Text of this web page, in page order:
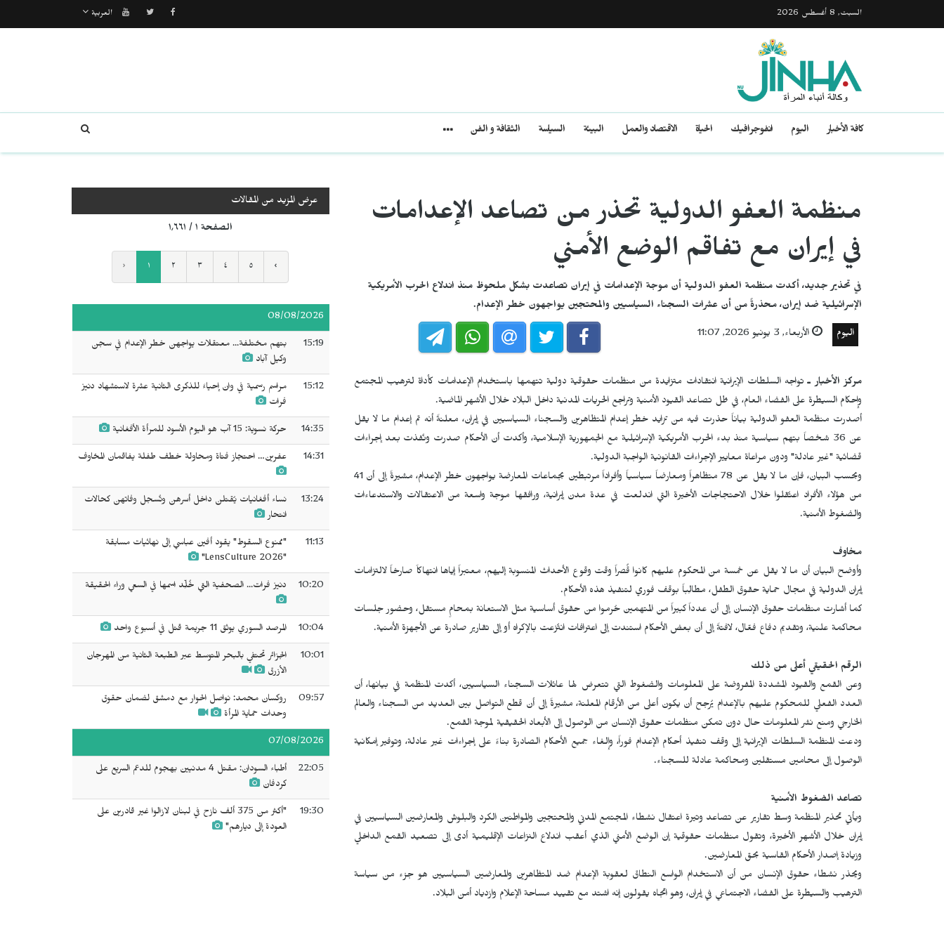
السبت, 8 أغسطس 2026 العربية
كافة الأخبار اليوم انفوجرافيك الحياة الاقتصاد والعمل البيئة السياسة الثقافة و الفن
منظمة العفو الدولية تحذر من تصاعد الإعدامات
في إيران مع تفاقم الوضع الأمني
في تحذير جديد، أكدت منظمة العفو الدولية أن موجة الإعدامات في إيران تصاعدت بشكل ملحوظ منذ اندلاع الحرب الأمريكية
الإسرائيلية ضد إيران، محذرةً من أن عشرات السجناء السياسيين والمحتجين يواجهون خطر الإعدام.
اليوم الأربعاء, 3 يونيو 2026, 11:07
مركز الأخبار ـتواجه السلطات الإيرانية انتقادات متزايدة من منظمات حقوقية دولية تتهمها باستخدام الإعدامات كأداة لترهيب المجتمع
وإحكام السيطرة على الفضاء العام، في ظل تصاعد القيود الأمنية وتراجع الحريات المدنية داخل البلاد خلال الأشهر الماضية.
أصدرت منظمة العفو الدولية بياناً حذرت فيه من تزايد خطر إعدام المتظاهرين والسجناء السياسيين في إيران، معلنةً أنه تم إعدام ما لا يقل
عن 36 شخصاً بتهم سياسية منذ بدء الحرب الأمريكية الإسرائيلية مع الجمهورية الإسلامية، وأكدت أن الأحكام صدرت ونُفذت بعد إجراءات
قضائية "غير عادلة" ودون مراعاة معايير الإجراءات القانونية الواجبة الدولية.
وبحسب البيان، فإن ما لا يقل عن 78 متظاهراً ومعارضاً سياسياً وأفراداً مرتبطين بجماعات المعارضة يواجهون خطر الإعدام، مشيرةً إلى أن 41
من هؤلاء الأفراد اعتُقلوا خلال الاحتجاجات الأخيرة التي اندلعت في عدة مدن إيرانية، ورافقها موجة واسعة من الاعتقالات والاستدعاءات
والضغوط الأمنية.
مخاوف
وأوضح البيان أن ما لا يقل عن خمسة من المحكوم عليهم كانوا قُصراً وقت وقوع الأحداث المنسوبة إليهم، معتبراً إياها انتهاكاً صارخاً لالتزامات
إيران الدولية في مجال حماية حقوق الطفل، مطالِباً بوقف فوري لتنفيذ هذه الأحكام.
كما أشارت منظمات حقوق الإنسان إلى أن عدداً كبيراً من المتهمين حُرموا من حقوق أساسية مثل الاستعانة بمحامٍ مستقل، وحضور جلسات
محاكمة علنية، وتقديم دفاع فعّال، لافتةً إلى أن بعض الأحكام استندت إلى اعترافات انتُزعت بالإكراه أو إلى تقارير صادرة عن الأجهزة الأمنية.
الرقم الحقيقي أعلى من ذلك
وعن القمع والقيود المشددة المفروضة على المعلومات والضغوط التي تتعرض لها عائلات السجناء السياسيين، أكدت المنظمة في بيانها، أن
العدد الفعلي للمحكوم عليهم بالإعدام يُرجح أن يكون أعلى من الأرقام المعلنة، مشيرةً إلى أن قطع التواصل بين العديد من السجناء والعالم
الخارجي ومنع نشر المعلومات حال دون تمكن منظمات حقوق الإنسان من الوصول إلى الأبعاد الحقيقية لموجة القمع.
ودعت المنظمة السلطات الإيرانية إلى وقف تنفيذ أحكام الإعدام فوراً، وإلغاء جميع الأحكام الصادرة بناءً على إجراءات غير عادلة، وتوفير إمكانية
الوصول إلى محامين مستقلين ومحاكمة عادلة للسجناء.
تصاعد الضغوط الأمنية
ويأتي تحذير المنظمة وسط تقارير عن تصاعد وتيرة اعتقال نشطاء المجتمع المدني والمحتجين والمواطنين الكرد والبلوش والمعارضين السياسيين في
إيران خلال الأشهر الأخيرة، وتقول منظمات حقوقية إن الوضع الأمني ​​الذي أعقب اندلاع النزاعات الإقليمية أدى إلى تصعيد القمع الداخلي
وزيادة إصدار الأحكام القاسية بحق المعارضين.
ويحذر نشطاء حقوق الإنسان من أن الاستخدام الواسع النطاق لعقوبة الإعدام ضد المتظاهرين والمعارضين السياسيين هو جزء من سياسة
الترهيب والسيطرة على الفضاء الاجتماعي في إيران، وهو اتجاه يقولون إنه اشتد مع تقييد مساحة الإعلام وازدياد أمن البلاد.
عرض المزيد من المقالات
الصفحة ١ / ١٬٦٦١
‹ ١ ٢ ٣ ٤ ٥ ›
08/08/2026
15:19
بتهم مختلفة... معتقلات يواجهن خطر الإعدام في سجن
وكيل آباد
15:12
مراسم رسمية في وان إحياءً للذكرى الثانية عشرة لاستشهاد دنيز
فرات
14:35 حركة نسوية: 15 آب هو اليوم الأسود للمرأة الأفغانية
14:31 عفرين… احتجاز فتاة ومحاولة خطف طفلة يفاقمان المخاوف
13:24
نساء أفغانيات يُقتلن داخل أسرهن وتُسجل وفاتهن كحالات
انتحار
11:13
"ممنوع السقوط" يقود أفين عباسي إلى نهائيات مسابقة
"LensCulture 2026"
10:20 دنيز فرات... الصحفية التي خُلِّد اسمها في السعي وراء الحقيقة
10:04 المرصد السوري يوثق 11 جريمة قتل في أسبوع واحد
10:01
الجزائر تحتفي بالبحر المتوسط عبر الطبعة الثانية من المهرجان
الأزرق
09:57
روكسان محمد: نواصل الحوار مع دمشق لضمان حقوق
وحدات حماية المرأة
07/08/2026
22:05
أطباء السودان: مقتل 4 مدنيين بهجوم للدعم السريع على
كردفان
19:30
"أكثر من 375 ألف نازح في لبنان لازالوا غير قادرين على
العودة إلى ديارهم"